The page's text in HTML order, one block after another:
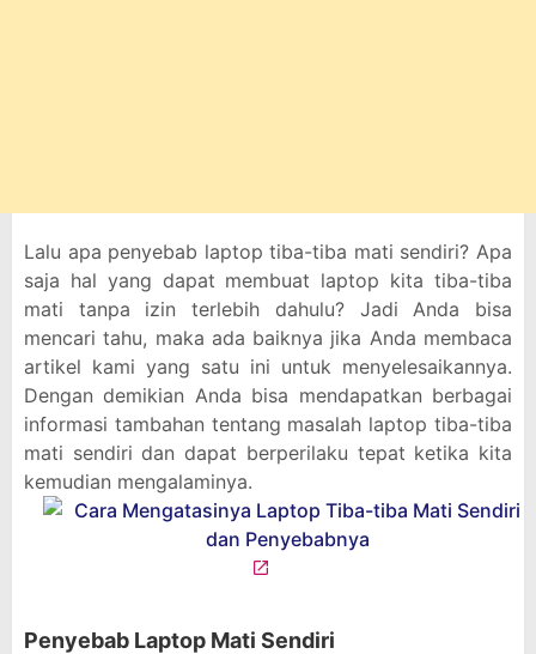
Lalu apa penyebab laptop tiba-tiba mati sendiri? Apa
saja hal yang dapat membuat laptop kita tiba-tiba
mati tanpa izin terlebih dahulu? Jadi Anda bisa
mencari tahu, maka ada baiknya jika Anda membaca
artikel kami yang satu ini untuk menyelesaikannya.
Dengan demikian Anda bisa mendapatkan berbagai
informasi tambahan tentang masalah laptop tiba-tiba
mati sendiri dan dapat berperilaku tepat ketika kita
kemudian mengalaminya.
Penyebab Laptop Mati Sendiri